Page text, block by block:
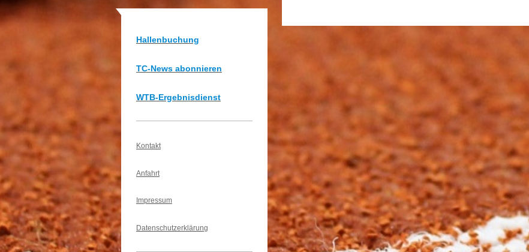
Hallenbuchung
TC-News abonnieren
WTB-Ergebnisdienst
Kontakt
Anfahrt
Impressum
Datenschutzerklärung